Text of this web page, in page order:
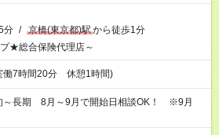
分 / 京橋(東京都)駅から徒歩1分
★総合保険代理店～
働7時間20分 休憩1時間)
～長期 8月～9月で開始日相談OK！ ※9月